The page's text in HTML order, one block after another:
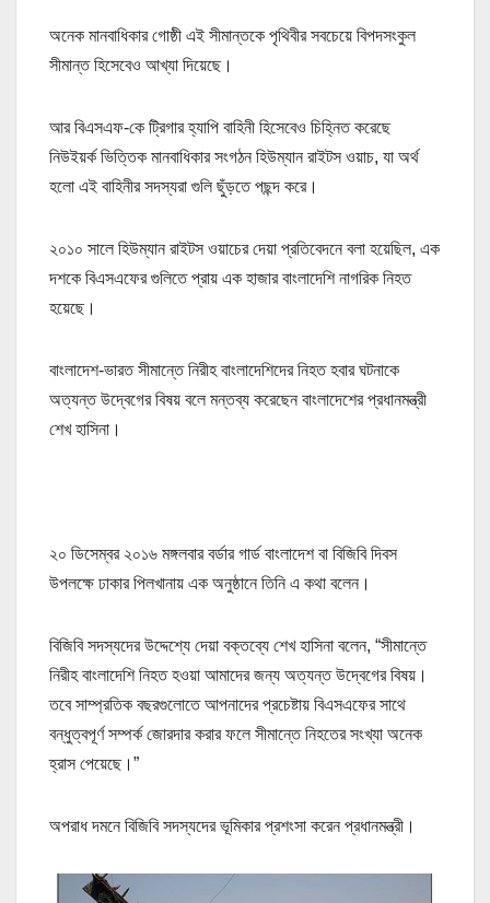
অনেক মানবাধিকার গোষ্ঠী এই সীমান্তকে পৃথিবীর সবচেয়ে বিপদসংকুল
সীমান্ত হিসেবেও আখ্যা দিয়েছে।
আর বিএসএফ-কে ট্রিগার হ্যাপি বাহিনী হিসেবেও চিহ্নিত করেছে
নিউইয়র্ক ভিত্তিক মানবাধিকার সংগঠন হিউম্যান রাইটস ওয়াচ, যা অর্থ
হলো এই বাহিনীর সদস্যরা গুলি ছুঁড়তে পছন্দ করে।
২০১০ সালে হিউম্যান রাইটস ওয়াচের দেয়া প্রতিবেদনে বলা হয়েছিল, এক
দশকে বিএসএফের গুলিতে প্রায় এক হাজার বাংলাদেশি নাগরিক নিহত
হয়েছে।
বাংলাদেশ-ভারত সীমান্তে নিরীহ বাংলাদেশিদের নিহত হবার ঘটনাকে
অত্যন্ত উদ্বেগের বিষয় বলে মন্তব্য করেছেন বাংলাদেশের প্রধানমন্ত্রী
শেখ হাসিনা।
২০ ডিসেম্বর ২০১৬ মঙ্গলবার বর্ডার গার্ড বাংলাদেশ বা বিজিবি দিবস
উপলক্ষে ঢাকার পিলখানায় এক অনুষ্ঠানে তিনি এ কথা বলেন।
বিজিবি সদস্যদের উদ্দেশ্যে দেয়া বক্তব্যে শেখ হাসিনা বলেন, “সীমান্তে
নিরীহ বাংলাদেশি নিহত হওয়া আমাদের জন্য অত্যন্ত উদ্বেগের বিষয়।
তবে সাম্প্রতিক বছরগুলোতে আপনাদের প্রচেষ্টায় বিএসএফের সাথে
বন্ধুত্বপূর্ণ সম্পর্ক জোরদার করার ফলে সীমান্তে নিহতের সংখ্যা অনেক
হ্রাস পেয়েছে।”
অপরাধ দমনে বিজিবি সদস্যদের ভূমিকার প্রশংসা করেন প্রধানমন্ত্রী।